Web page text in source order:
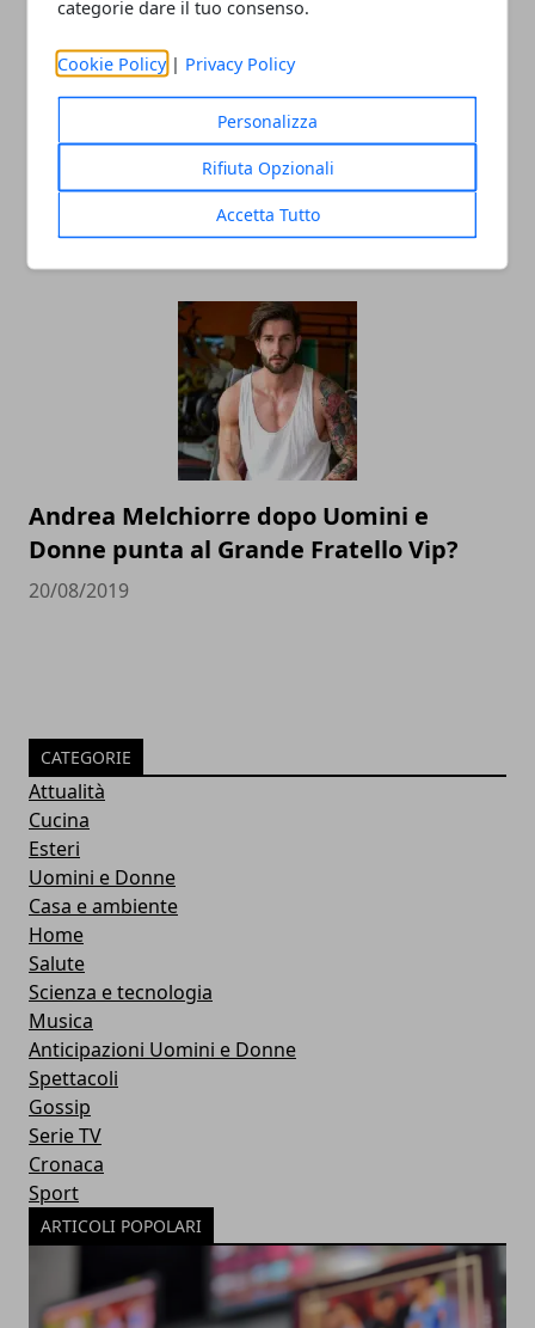
categorie dare il tuo consenso.
Cookie Policy | Privacy Policy
Personalizza
Rifiuta Opzionali
Accetta Tutto
Milye Cyrus parla del divorzio con Liam
Hemsworth: "Non sono una bugiarda"
Andrea Melchiorre dopo Uomini e
Donne punta al Grande Fratello Vip?
20/08/2019
CATEGORIE
Attualità
Cucina
Esteri
Uomini e Donne
Casa e ambiente
Home
Salute
Scienza e tecnologia
Musica
Anticipazioni Uomini e Donne
Spettacoli
Gossip
Serie TV
Cronaca
Sport
ARTICOLI POPOLARI